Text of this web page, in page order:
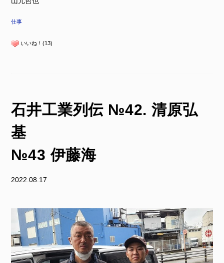
仕事
いいね！(13)
石井工業列伝 №42. 清原弘
№43 伊藤海
2022.08.17